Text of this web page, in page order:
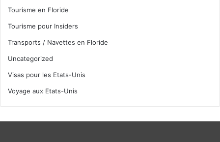
Tourisme en Floride
Tourisme pour Insiders
Transports / Navettes en Floride
Uncategorized
Visas pour les Etats-Unis
Voyage aux Etats-Unis